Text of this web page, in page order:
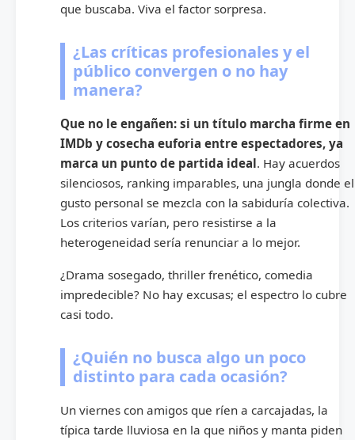
que buscaba. Viva el factor sorpresa.
¿Las críticas profesionales y el
público convergen o no hay
manera?
Que no le engañen: si un título marcha firme en
IMDb y cosecha euforia entre espectadores, ya
marca un punto de partida ideal. Hay acuerdos
silenciosos, ranking imparables, una jungla donde el
gusto personal se mezcla con la sabiduría colectiva.
Los criterios varían, pero resistirse a la
heterogeneidad sería renunciar a lo mejor.
¿Drama sosegado, thriller frenético, comedia
impredecible? No hay excusas; el espectro lo cubre
casi todo.
¿Quién no busca algo un poco
distinto para cada ocasión?
Un viernes con amigos que ríen a carcajadas, la
típica tarde lluviosa en la que niños y manta piden